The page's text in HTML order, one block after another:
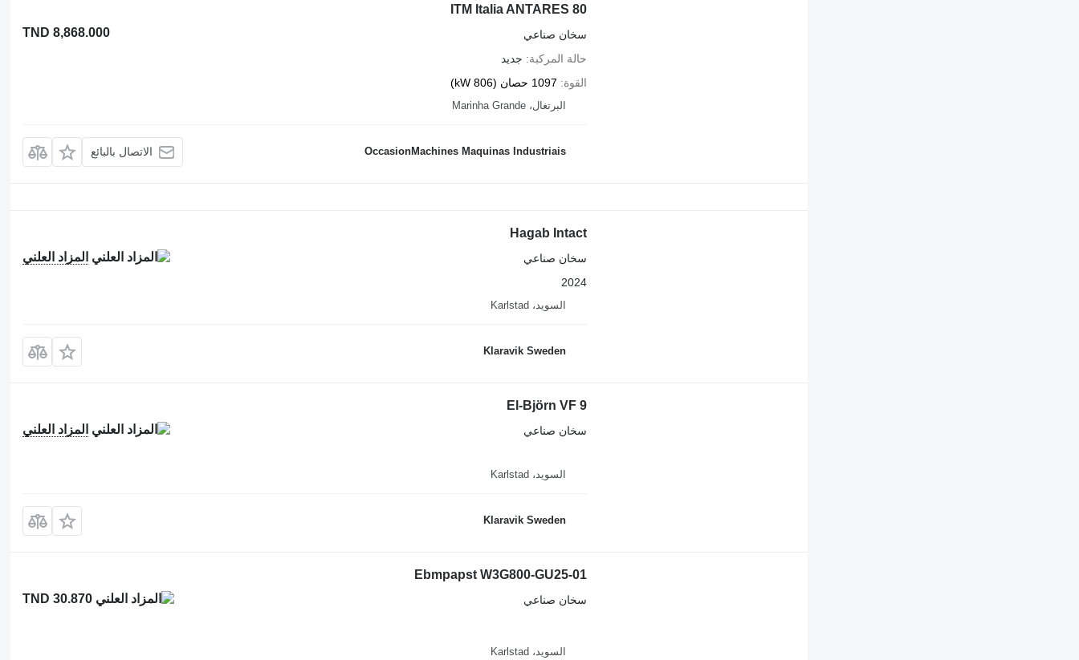
ITM Italia ANTARES 80
TND 8,868.000
سخان صناعي
حالة المركبة
جديد
القوة
1097 حصان (806 kW)
البرتغال، Marinha Grande
OccasionMachines Maquinas Industriais الاتصال بالبائع
Hagab Intact
المزاد العلني
سخان صناعي
2024
السويد، Karlstad
Klaravik Sweden
El-Björn VF 9
المزاد العلني
سخان صناعي
السويد، Karlstad
Klaravik Sweden
Ebmpapst W3G800-GU25-01
TND 30.870
سخان صناعي
السويد، Karlstad